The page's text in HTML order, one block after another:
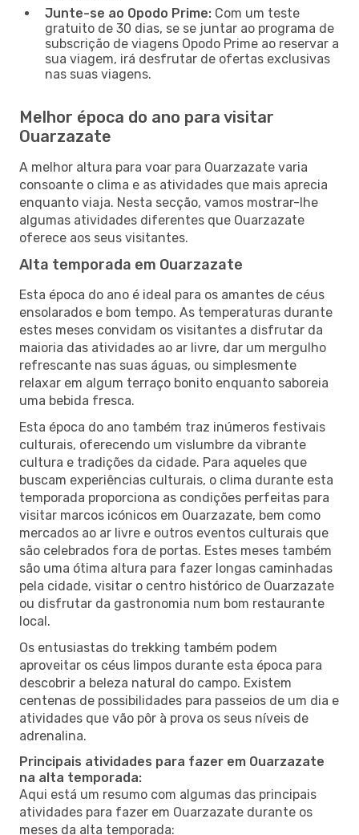
Junte-se ao Opodo Prime: Com um teste
gratuito de 30 dias, se se juntar ao programa de
subscrição de viagens Opodo Prime ao reservar a
sua viagem, irá desfrutar de ofertas exclusivas
nas suas viagens.
Melhor época do ano para visitar
Ouarzazate
A melhor altura para voar para Ouarzazate varia
consoante o clima e as atividades que mais aprecia
enquanto viaja. Nesta secção, vamos mostrar-lhe
algumas atividades diferentes que Ouarzazate
oferece aos seus visitantes.
Alta temporada em Ouarzazate
Esta época do ano é ideal para os amantes de céus
ensolarados e bom tempo. As temperaturas durante
estes meses convidam os visitantes a disfrutar da
maioria das atividades ao ar livre, dar um mergulho
refrescante nas suas águas, ou simplesmente
relaxar em algum terraço bonito enquanto saboreia
uma bebida fresca.
Esta época do ano também traz inúmeros festivais
culturais, oferecendo um vislumbre da vibrante
cultura e tradições da cidade. Para aqueles que
buscam experiências culturais, o clima durante esta
temporada proporciona as condições perfeitas para
visitar marcos icónicos em Ouarzazate, bem como
mercados ao ar livre e outros eventos culturais que
são celebrados fora de portas. Estes meses também
são uma ótima altura para fazer longas caminhadas
pela cidade, visitar o centro histórico de Ouarzazate
ou disfrutar da gastronomia num bom restaurante
local.
Os entusiastas do trekking também podem
aproveitar os céus limpos durante esta época para
descobrir a beleza natural do campo. Existem
centenas de possibilidades para passeios de um dia e
atividades que vão pôr à prova os seus níveis de
adrenalina.
Principais atividades para fazer em Ouarzazate
na alta temporada:
Aqui está um resumo com algumas das principais
atividades para fazer em Ouarzazate durante os
meses da alta temporada: